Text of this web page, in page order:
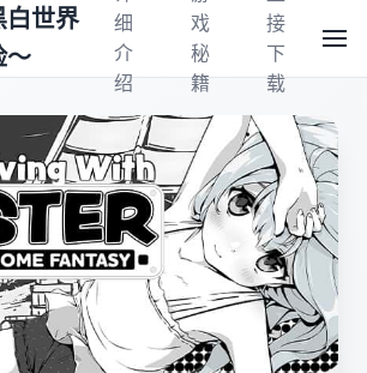
白世界
～
细
介
绍
戏
秘
籍
接
下
载